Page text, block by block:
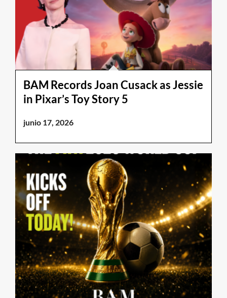
BAM Records Joan Cusack as Jessie
in Pixar’s Toy Story 5
junio 17, 2026